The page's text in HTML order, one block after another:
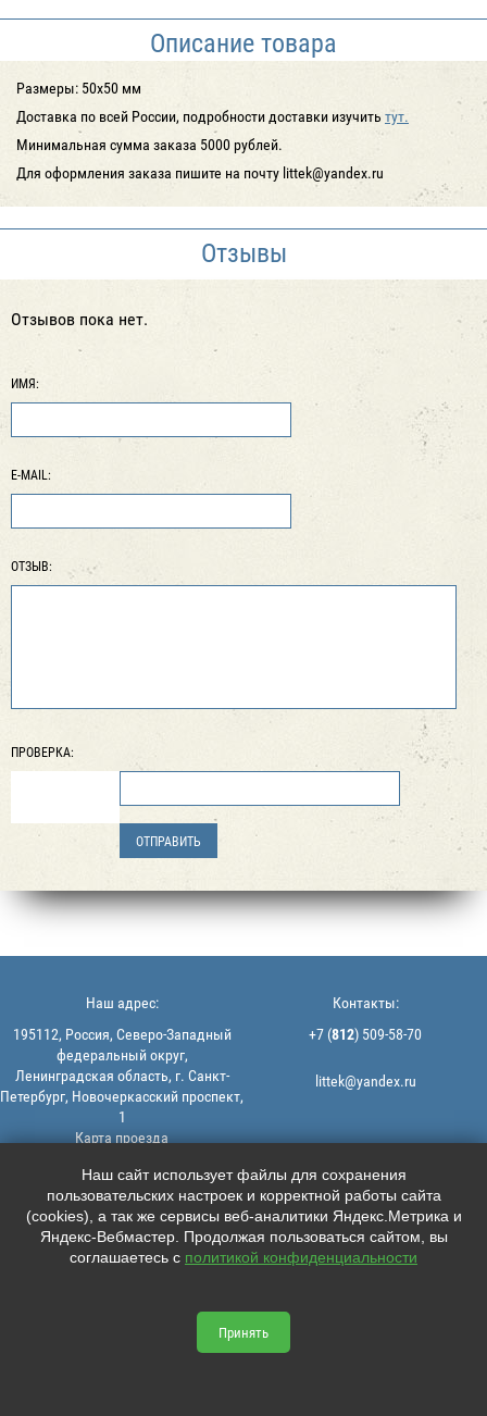
Описание товара
Размеры: 50x50 мм
Доставка по всей России, подробности доставки изучить тут.
Минимальная сумма заказа 5000 рублей.
Для оформления заказа пишите на почту littek@yandex.ru
Отзывы
Отзывов пока нет.
ИМЯ:
E-MAIL:
ОТЗЫВ:
ПРОВЕРКА:
© 2013-2026 | ООО "ЛИТТЕК" -
производство и продажа РТИ
ИНН: 7806523560 | ОГРН:
1147847126162
Политика конфиденциальности |
Пользовательское соглашение
Наш адрес:
195112, Россия, Северо-Западный
федеральный округ,
Ленинградская область, г. Санкт-
Петербург, Новочеркасский проспект,
1
Карта проезда
Контакты:
+7 (812) 509-58-70
littek@yandex.ru
Мы в соцсетях:
    
Наш сайт использует файлы для сохранения
пользовательских настроек и корректной работы сайта
(cookies), а так же сервисы веб-аналитики Яндекс.Метрика и
Яндекс-Вебмастер. Продолжая пользоваться сайтом, вы
соглашаетесь с политикой конфиденциальности
Принять